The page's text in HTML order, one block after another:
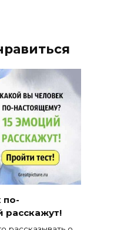
по-
расскажут!